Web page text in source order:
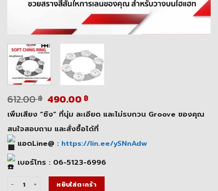
612.00฿ Original
price
was:
612.00 ฿.
490.00 ฿Current
price
is:
490.00 ฿.
เพิ่มเสียง “ชิง” ที่นุ่ม ละเอียด และไม่รบกวน Groove ของคุณ
สนใจสอบถาม และสั่งซื้อได้ที่
แอดLine@ : https://lin.ee/ySNnAdw
เบอร์โทร : 06-5123-6996
จำนวน Meinl Soft Ching Ring แทมบูรีนวงแหวนเสียงนุ่มสำหรับ Hi-Hat ชิ้น
หยิบใส่ตะกร้า